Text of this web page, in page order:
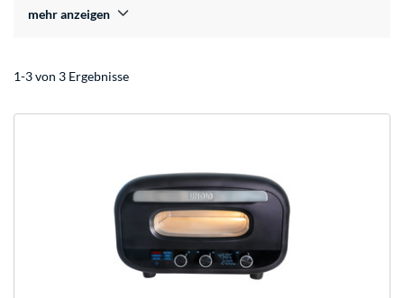
mehr anzeigen
1-3 von 3 Ergebnisse